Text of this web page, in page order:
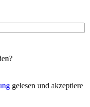
gelesen und akzeptiere